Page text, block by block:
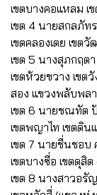
เขตบางคอแหลม เ
เขต 4 นายสกลภัท
เขตคลองเตย เขต
เขต 5 นางสุภกฤตา
เขตห้วยขวาง เขต
สอง แขวงพลับพล
เขต 6 นายชณทัต
เขตพญาไท เขตดิน
เขต 7 นายชื่นชอบ
เขตบางซื่อ เขตดุสิ
เขต 8 นางสาวอรั